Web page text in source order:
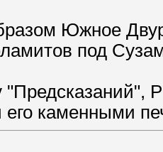
Южное
под
его каменными